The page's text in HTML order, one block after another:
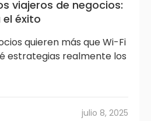
viajeros de negocios:
éxito
quieren más que Wi-Fi
estrategias realmente los
julio 8, 2025